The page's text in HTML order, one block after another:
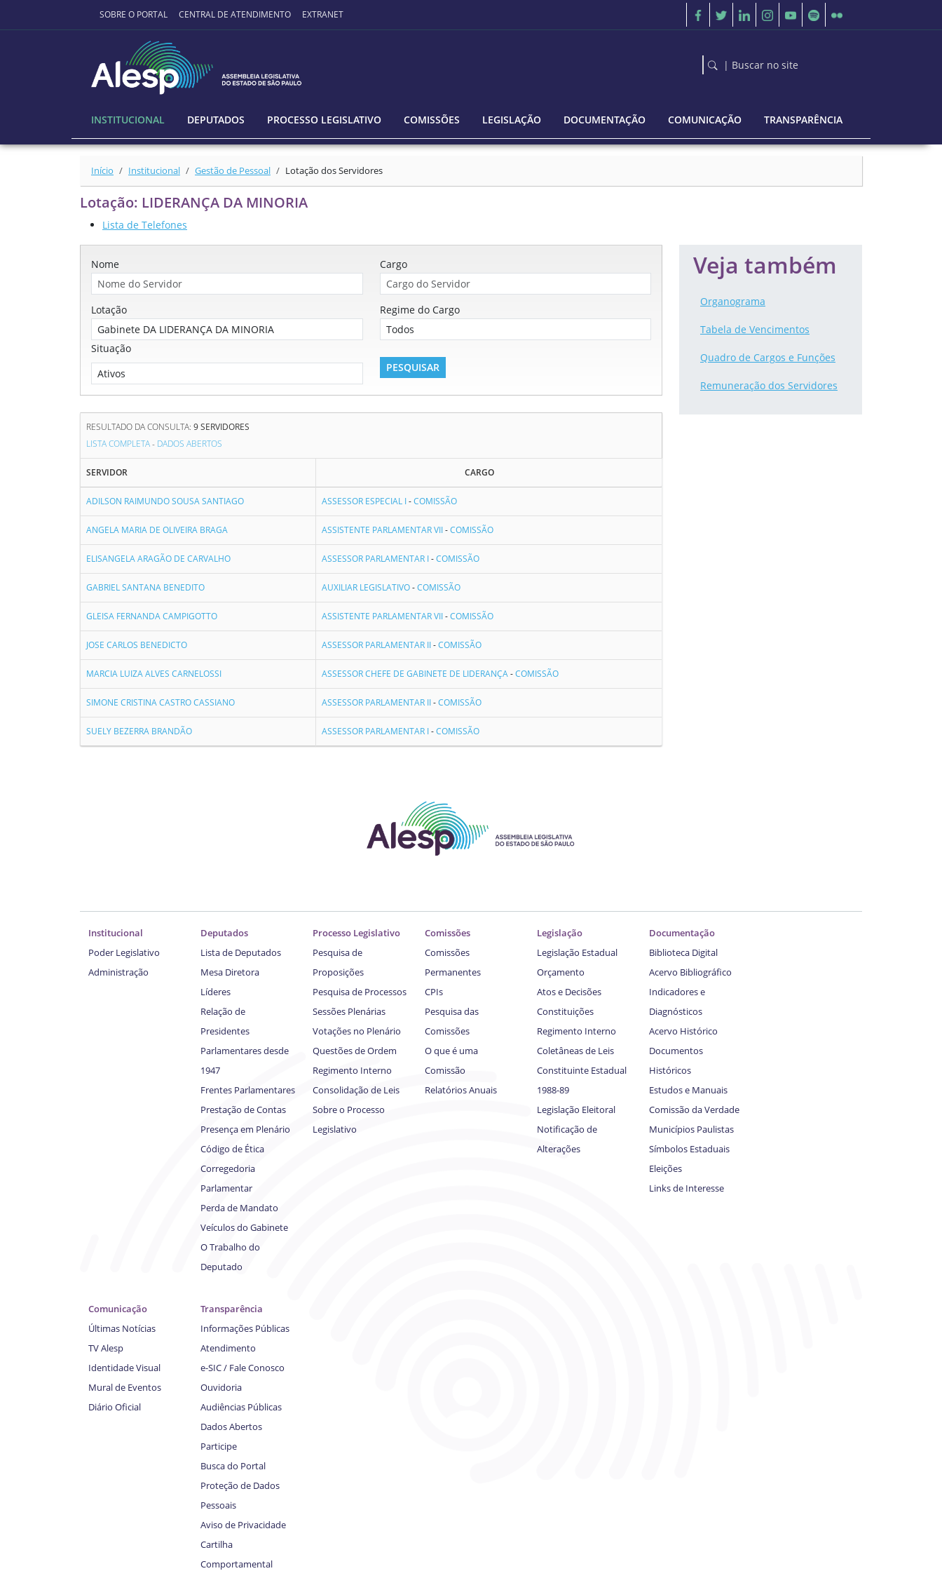
Ir para o conteúdo principal
SOBRE O PORTAL CENTRAL DE ATENDIMENTO EXTRANET
| Buscar no site
INSTITUCIONAL DEPUTADOS PROCESSO LEGISLATIVO COMISSÕES LEGISLAÇÃO DOCUMENTAÇÃO COMUNICAÇÃO TRANSPARÊNCIA
Início Institucional Gestão de Pessoal Lotação dos Servidores
Lotação: LIDERANÇA DA MINORIA
Lista de Telefones
Nome Cargo
Lotação Regime do Cargo
Situação
RESULTADO DA CONSULTA: 9 SERVIDORES
LISTA COMPLETA- DADOS ABERTOS
SERVIDOR CARGO
ADILSON RAIMUNDO SOUSA SANTIAGO ASSESSOR ESPECIAL I-COMISSÃO
ANGELA MARIA DE OLIVEIRA BRAGA ASSISTENTE PARLAMENTAR VII-COMISSÃO
ELISANGELA ARAGÃO DE CARVALHO ASSESSOR PARLAMENTAR I-COMISSÃO
GABRIEL SANTANA BENEDITO AUXILIAR LEGISLATIVO-COMISSÃO
GLEISA FERNANDA CAMPIGOTTO ASSISTENTE PARLAMENTAR VII-COMISSÃO
JOSE CARLOS BENEDICTO ASSESSOR PARLAMENTAR II-COMISSÃO
MARCIA LUIZA ALVES CARNELOSSI ASSESSOR CHEFE DE GABINETE DE LIDERANÇA-COMISSÃO
SIMONE CRISTINA CASTRO CASSIANO ASSESSOR PARLAMENTAR II-COMISSÃO
SUELY BEZERRA BRANDÃO ASSESSOR PARLAMENTAR I-COMISSÃO
Veja também
Organograma
Tabela de Vencimentos
Quadro de Cargos e Funções
Remuneração dos Servidores
Institucional
Poder Legislativo
Administração
Deputados
Lista de Deputados
Mesa Diretora
Líderes
Relação de
Presidentes
Parlamentares desde
1947
Frentes Parlamentares
Prestação de Contas
Presença em Plenário
Código de Ética
Corregedoria
Parlamentar
Perda de Mandato
Veículos do Gabinete
O Trabalho do
Deputado
Processo Legislativo
Pesquisa de
Proposições
Pesquisa de Processos
Sessões Plenárias
Votações no Plenário
Questões de Ordem
Regimento Interno
Consolidação de Leis
Sobre o Processo
Legislativo
Comissões
Comissões
Permanentes
CPIs
Pesquisa das
Comissões
O que é uma
Comissão
Relatórios Anuais
Legislação
Legislação Estadual
Orçamento
Atos e Decisões
Constituições
Regimento Interno
Coletâneas de Leis
Constituinte Estadual
1988-89
Legislação Eleitoral
Notificação de
Alterações
Documentação
Biblioteca Digital
Acervo Bibliográfico
Indicadores e
Diagnósticos
Acervo Histórico
Documentos
Históricos
Estudos e Manuais
Comissão da Verdade
Municípios Paulistas
Símbolos Estaduais
Eleições
Links de Interesse
Comunicação
Últimas Notícias
TV Alesp
Identidade Visual
Mural de Eventos
Diário Oficial
Transparência
Informações Públicas
Atendimento
e-SIC / Fale Conosco
Ouvidoria
Audiências Públicas
Dados Abertos
Participe
Busca do Portal
Proteção de Dados
Pessoais
Aviso de Privacidade
Cartilha
Comportamental